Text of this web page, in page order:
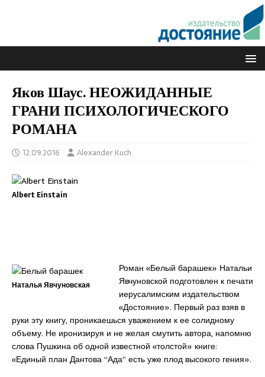
Яков Шаус. НЕОЖИДАННЫЕ
ГРАНИ ПСИХОЛОГИЧЕСКОГО
РОМАНА
12.09.2016 Alexander Kuch
Albert Einstain
Наталья Явчуновская
Роман «Белый барашек» Натальи
Явчуновской подготовлен к печати
иерусалимским издательством
«Достояние». Первый раз взяв в
руки эту книгу, проникаешься уважением к ее солидному
объему. Не иронизируя и не желая смутить автора, напомню
слова Пушкина об одной известной «толстой» книге:
«Единый план Дантова “Ада” есть уже плод высокого гения».